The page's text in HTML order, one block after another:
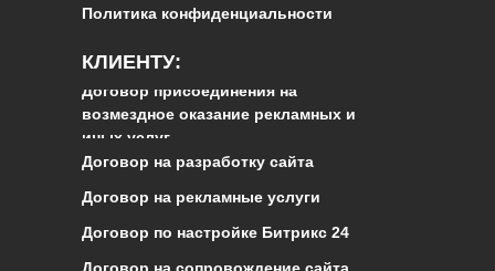
КЛИЕНТУ:
Политика конфиденциальности
Договор на разработку сайта
Договор на рекламные услуги
Договор по настройке Битрикс 24
Договор на сопровождение сайта
Договор присоединения на
возмездное оказание рекламных и
иных услуг